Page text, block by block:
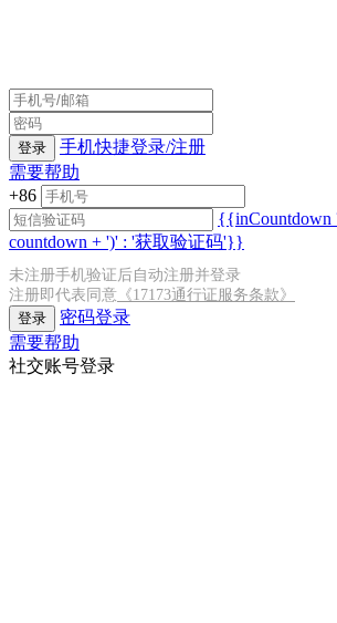
登录
手机快捷登录/注册
需要帮助
+86
{{inCountdown
countdown + ')' : '获取验证码'}}
未注册手机验证后自动注册并登录
注册即代表同意 《17173通行证服务条款》
登录
密码登录
需要帮助
社交账号登录